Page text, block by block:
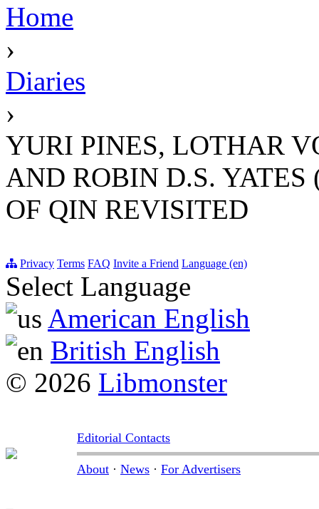
Home
›
Diaries
›
YURI PINES, LOTHAR
AND ROBIN D.S. YATES
OF QIN REVISITED
Privacy Terms FAQ Invite a Friend Language (en)
Select Language
American English
British English
© 2026 Libmonster
Editorial Contacts
About · News · For Advertisers